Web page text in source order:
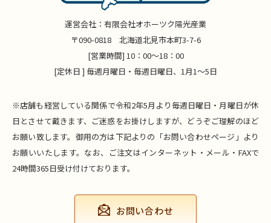
運営会社：有限会社オホーツク陽光産業
〒090-0818 北海道北見市本町3-7-6
[営業時間] 10：00～18：00
[定休日 ] 毎週月曜日・毎週日曜日、1月1～5日
※店舗も経営している関係で令和2年5月より毎週日曜日・月曜日が休
日とさせて戴きます、ご迷惑をお掛けしますが、どうぞご理解のほど
お願い致します。御用の方は下記よりの「お問い合わせページ」より
お願いいたします。なお、ご注文はインターネット・メール・FAXで
24時間365日受け付けております。
お問い合わせ